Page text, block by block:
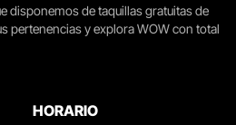
disponemos de taquillas gratuitas de
pertenencias y explora WOW con total
HORARIO